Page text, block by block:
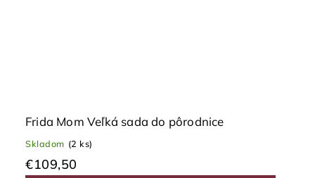
Frida Mom Veľká sada do pôrodnice
Skladom (2 ks)
€109,50